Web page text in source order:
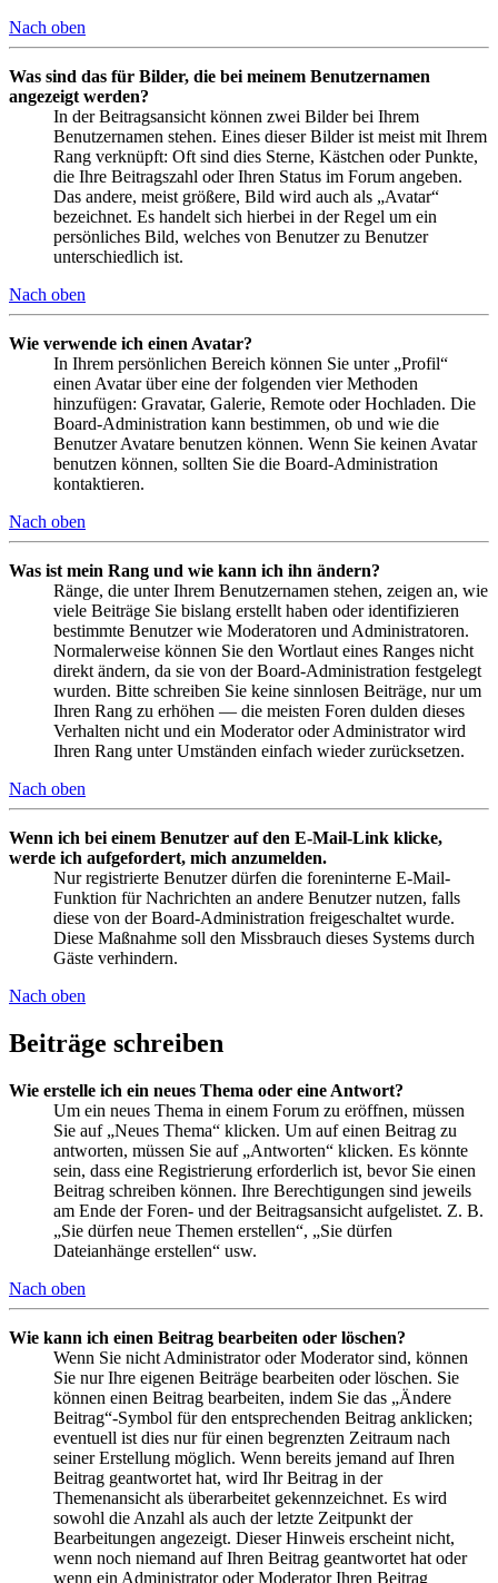
Nach oben
Was sind das für Bilder, die bei meinem Benutzernamen
angezeigt werden?
In der Beitragsansicht können zwei Bilder bei Ihrem
Benutzernamen stehen. Eines dieser Bilder ist meist mit Ihrem
Rang verknüpft: Oft sind dies Sterne, Kästchen oder Punkte,
die Ihre Beitragszahl oder Ihren Status im Forum angeben.
Das andere, meist größere, Bild wird auch als „Avatar“
bezeichnet. Es handelt sich hierbei in der Regel um ein
persönliches Bild, welches von Benutzer zu Benutzer
unterschiedlich ist.
Nach oben
Wie verwende ich einen Avatar?
In Ihrem persönlichen Bereich können Sie unter „Profil“
einen Avatar über eine der folgenden vier Methoden
hinzufügen: Gravatar, Galerie, Remote oder Hochladen. Die
Board-Administration kann bestimmen, ob und wie die
Benutzer Avatare benutzen können. Wenn Sie keinen Avatar
benutzen können, sollten Sie die Board-Administration
kontaktieren.
Nach oben
Was ist mein Rang und wie kann ich ihn ändern?
Ränge, die unter Ihrem Benutzernamen stehen, zeigen an, wie
viele Beiträge Sie bislang erstellt haben oder identifizieren
bestimmte Benutzer wie Moderatoren und Administratoren.
Normalerweise können Sie den Wortlaut eines Ranges nicht
direkt ändern, da sie von der Board-Administration festgelegt
wurden. Bitte schreiben Sie keine sinnlosen Beiträge, nur um
Ihren Rang zu erhöhen — die meisten Foren dulden dieses
Verhalten nicht und ein Moderator oder Administrator wird
Ihren Rang unter Umständen einfach wieder zurücksetzen.
Nach oben
Wenn ich bei einem Benutzer auf den E-Mail-Link klicke,
werde ich aufgefordert, mich anzumelden.
Nur registrierte Benutzer dürfen die foreninterne E-Mail-
Funktion für Nachrichten an andere Benutzer nutzen, falls
diese von der Board-Administration freigeschaltet wurde.
Diese Maßnahme soll den Missbrauch dieses Systems durch
Gäste verhindern.
Nach oben
Beiträge schreiben
Wie erstelle ich ein neues Thema oder eine Antwort?
Um ein neues Thema in einem Forum zu eröffnen, müssen
Sie auf „Neues Thema“ klicken. Um auf einen Beitrag zu
antworten, müssen Sie auf „Antworten“ klicken. Es könnte
sein, dass eine Registrierung erforderlich ist, bevor Sie einen
Beitrag schreiben können. Ihre Berechtigungen sind jeweils
am Ende der Foren- und der Beitragsansicht aufgelistet. Z. B.
„Sie dürfen neue Themen erstellen“, „Sie dürfen
Dateianhänge erstellen“ usw.
Nach oben
Wie kann ich einen Beitrag bearbeiten oder löschen?
Wenn Sie nicht Administrator oder Moderator sind, können
Sie nur Ihre eigenen Beiträge bearbeiten oder löschen. Sie
können einen Beitrag bearbeiten, indem Sie das „Ändere
Beitrag“-Symbol für den entsprechenden Beitrag anklicken;
eventuell ist dies nur für einen begrenzten Zeitraum nach
seiner Erstellung möglich. Wenn bereits jemand auf Ihren
Beitrag geantwortet hat, wird Ihr Beitrag in der
Themenansicht als überarbeitet gekennzeichnet. Es wird
sowohl die Anzahl als auch der letzte Zeitpunkt der
Bearbeitungen angezeigt. Dieser Hinweis erscheint nicht,
wenn noch niemand auf Ihren Beitrag geantwortet hat oder
wenn ein Administrator oder Moderator Ihren Beitrag